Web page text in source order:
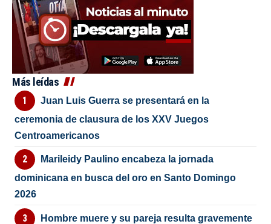
Más leídas
Juan Luis Guerra se presentará en la
ceremonia de clausura de los XXV Juegos
Centroamericanos
Marileidy Paulino encabeza la jornada
dominicana en busca del oro en Santo Domingo
2026
Hombre muere y su pareja resulta gravemente